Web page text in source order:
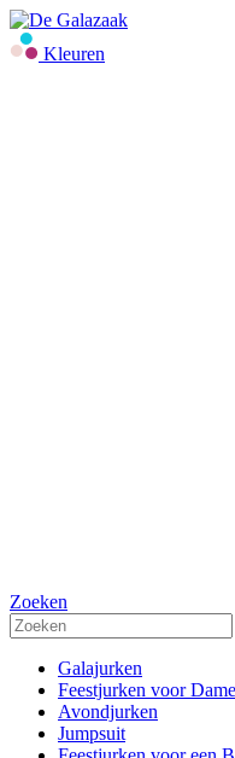
Kleuren
Zoeken
Galajurken
Feestjurken voor
Avondjurken
Jumpsuit